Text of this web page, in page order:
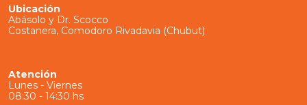
Ubicación
Abásolo y Dr. Scocco
Costanera, Comodoro Rivadavia (Chubut)
Atención
Lunes - Viernes
08:30 - 14:30 hs